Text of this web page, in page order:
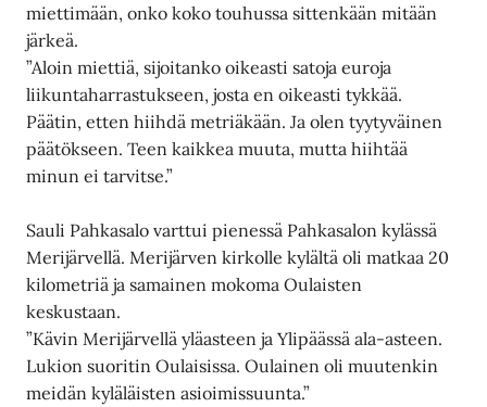
miettimään, onko koko touhussa sittenkään mitään
järkeä.
”Aloin miettiä, sijoitanko oikeasti satoja euroja
liikuntaharrastukseen, josta en oikeasti tykkää.
Päätin, etten hiihdä metriäkään. Ja olen tyytyväinen
päätökseen. Teen kaikkea muuta, mutta hiihtää
minun ei tarvitse.”
Sauli Pahkasalo varttui pienessä Pahkasalon kylässä
Merijärvellä. Merijärven kirkolle kylältä oli matkaa 20
kilometriä ja samainen mokoma Oulaisten
keskustaan.
”Kävin Merijärvellä yläasteen ja Ylipäässä ala-asteen.
Lukion suoritin Oulaisissa. Oulainen oli muutenkin
meidän kyläläisten asioimissuunta.”